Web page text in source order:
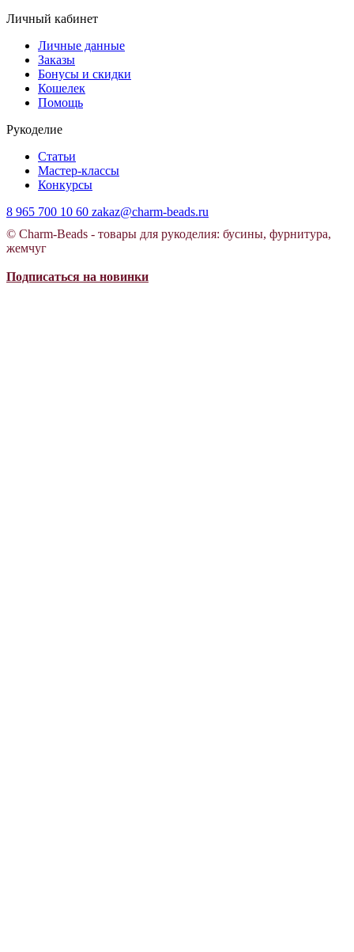
Личный кабинет
Личные данные
Заказы
Бонусы и скидки
Кошелек
Помощь
Рукоделие
Статьи
Мастер-классы
Конкурсы
8 965 700 10 60 zakaz@charm-beads.ru
© Charm-Beads - товары для рукоделия: бусины, фурнитура,
жемчуг
Подписаться на новинки